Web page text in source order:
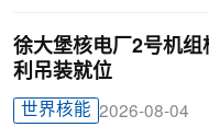
徐大堡核电厂2号机
利吊装就位
世界核能 2026-08-04